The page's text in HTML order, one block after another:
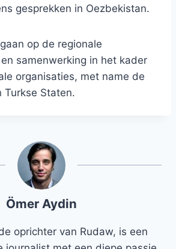
gesprekken in Oezbekistan.
op de regionale
samenwerking in het kader
organisaties, met name de
Turkse Staten.
Ömer Aydin
oprichter van Rudaw, is een